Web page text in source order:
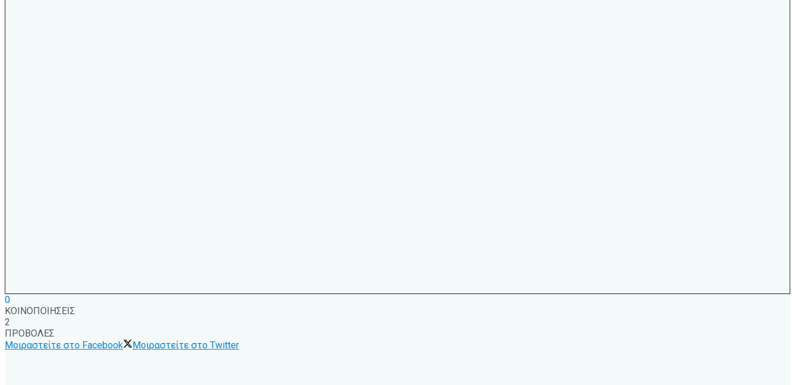
0
ΚΟΙΝΟΠΟΙΗΣΕΙΣ
2
ΠΡΟΒΟΛΕΣ
Μοιραστείτε στο Facebook
Μοιραστείτε στο Twitter